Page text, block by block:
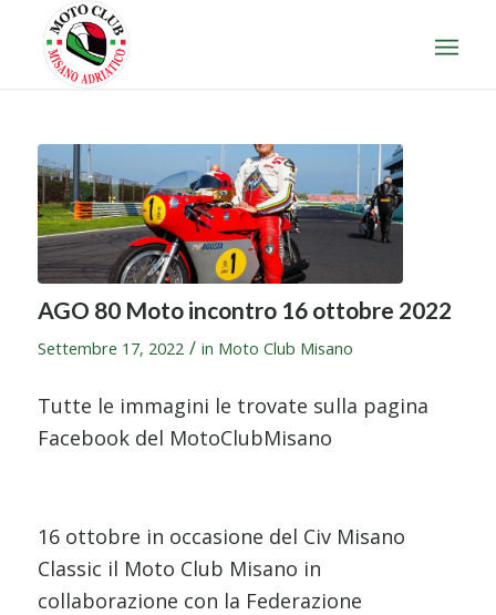
AGO 80 Moto incontro 16 ottobre 2022
Settembre 17, 2022 / in Moto Club Misano
Tutte le immagini le trovate sulla pagina
Facebook del MotoClubMisano
16 ottobre in occasione del Civ Misano
Classic il Moto Club Misano in
collaborazione con la Federazione